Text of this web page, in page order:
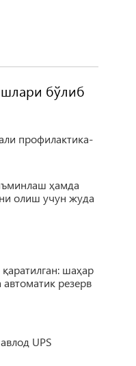
бўлиб
профилактика-
ҳамда
олиш учун жуда
шаҳар
автоматик резерв
UPS